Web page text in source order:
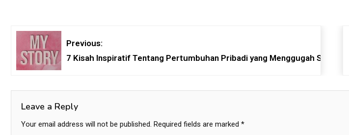
Previous:
7 Kisah Inspiratif Tentang Pertumbuhan Pribadi yang Menggugah
Leave a Reply
Your email address will not be published. Required fields are marked *